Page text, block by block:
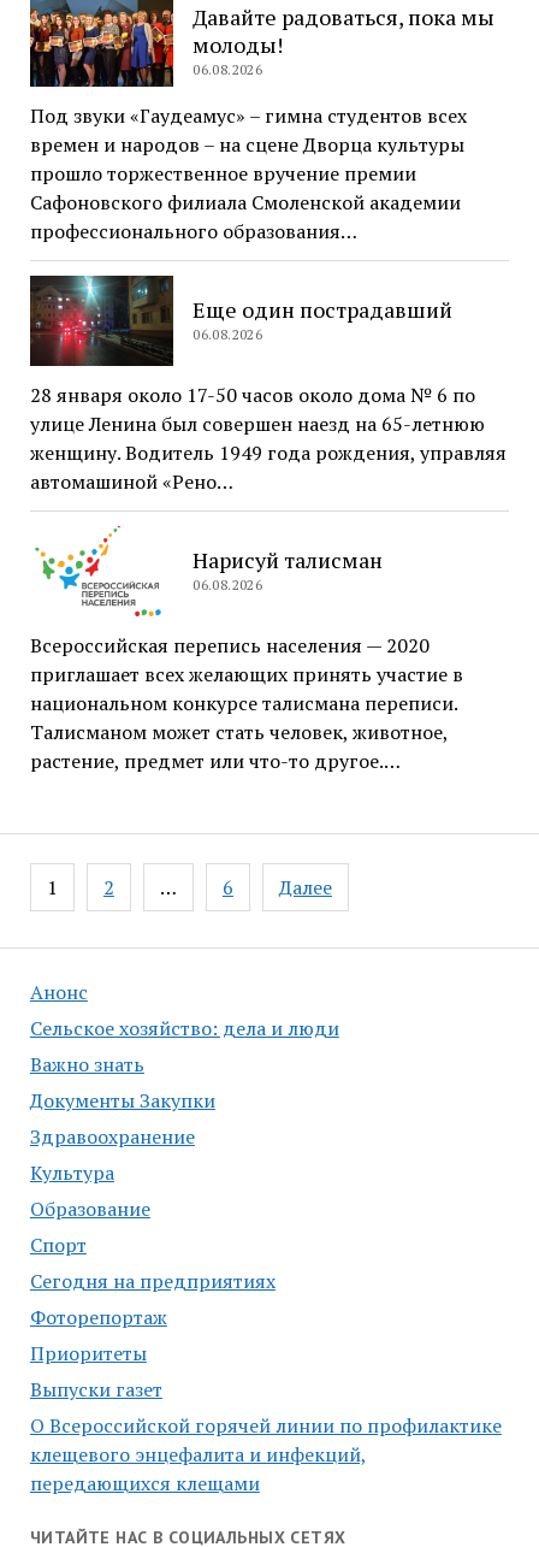
Анонс
Сельское хозяйство: дела и люди
Важно знать
Документы Закупки
Здравоохранение
Культура
Образование
Спорт
Сегодня на предприятиях
Фоторепортаж
Приоритеты
Выпуски газет
О Всероссийской горячей линии по профилактике
клещевого энцефалита и инфекций,
передающихся клещами
ЧИТАЙТЕ НАС В СОЦИАЛЬНЫХ СЕТЯХ
Давайте радоваться, пока мы
молоды!
06.08.2026
Под звуки «Гаудеамус» – гимна студентов всех
времен и народов – на сцене Дворца культуры
прошло торжественное вручение премии
Сафоновского филиала Смоленской академии
профессионального образования…
Еще один пострадавший
06.08.2026
28 января около 17-50 часов около дома № 6 по
улице Ленина был совершен наезд на 65-летнюю
женщину. Водитель 1949 года рождения, управляя
автомашиной «Рено…
Нарисуй талисман
06.08.2026
Всероссийская перепись населения — 2020
приглашает всех желающих принять участие в
национальном конкурсе талисмана переписи.
Талисманом может стать человек, животное,
растение, предмет или что-то другое.…
Навигация
по
1 2 … 6 Далее